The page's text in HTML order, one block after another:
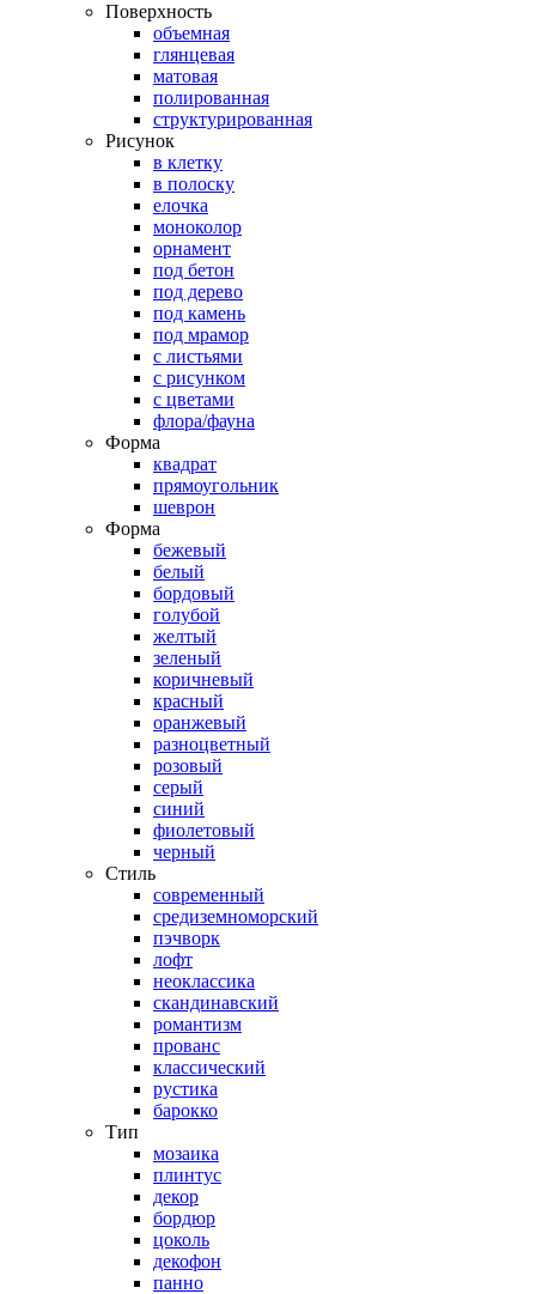
Поверхность
объемная
глянцевая
матовая
полированная
структурированная
Рисунок
в клетку
в полоску
елочка
моноколор
орнамент
под бетон
под дерево
под камень
под мрамор
с листьями
с рисунком
с цветами
флора/фауна
Форма
квадрат
прямоугольник
шеврон
Форма
бежевый
белый
бордовый
голубой
желтый
зеленый
коричневый
красный
оранжевый
разноцветный
розовый
серый
синий
фиолетовый
черный
Стиль
современный
средиземноморский
пэчворк
лофт
неоклассика
скандинавский
романтизм
прованс
классический
рустика
барокко
Тип
мозаика
плинтус
декор
бордюр
цоколь
декофон
панно